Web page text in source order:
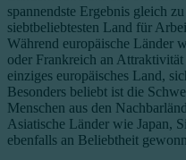
spannendste Ergebnis gleich
siebtbeliebtesten Land für
Während europäische Länder
oder Frankreich an
einziges europäisches Land,
Besonders beliebt ist die
Menschen aus den
Asiatische Länder wie Japan,
ebenfalls an Beliebtheit